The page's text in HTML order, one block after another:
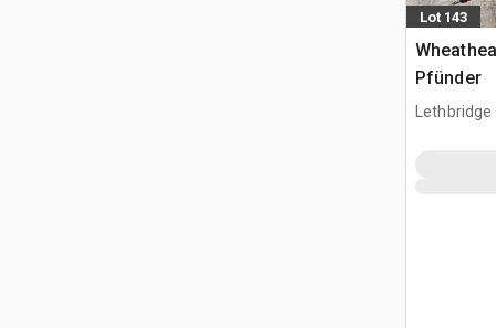
Lot 143
Pfünder